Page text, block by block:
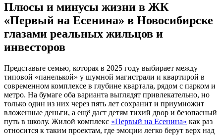
Плюсы и минусы жизни в ЖК
«Первый на Есенина» в Новосибирске
глазами реальных жильцов и
инвесторов
Представьте семью, которая в 2025 году выбирает между
типовой «панелькой» у шумной магистрали и квартирой в
современном комплексе в глубине квартала, рядом с парком и
метро. На бумаге оба варианта выглядят привлекательно, но
только один из них через пять лет сохранит и приумножит
вложенные деньги, а ещё даст детям тихий двор и безопасный
путь в школу. Жилой комплекс «Первый на Есенина» как раз
относится к таким проектам, где эмоции легко берут верх над